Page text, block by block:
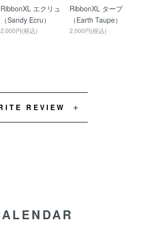
RibbonXL エクリュ
（Sandy Ecru）
2,000円(税込)
RibbonXL タープ
（Earth Taupe）
2,000円(税込)
REVIEW